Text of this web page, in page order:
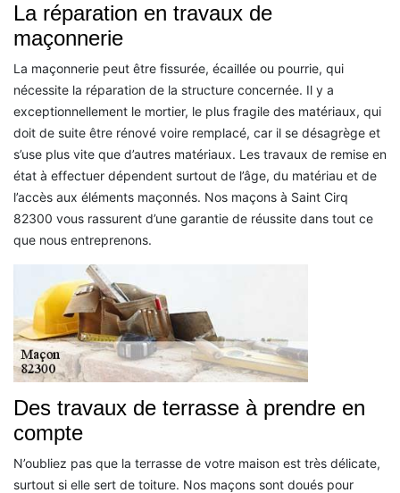
La réparation en travaux de
maçonnerie
La maçonnerie peut être fissurée, écaillée ou pourrie, qui
nécessite la réparation de la structure concernée. Il y a
exceptionnellement le mortier, le plus fragile des matériaux, qui
doit de suite être rénové voire remplacé, car il se désagrège et
s’use plus vite que d’autres matériaux. Les travaux de remise en
état à effectuer dépendent surtout de l’âge, du matériau et de
l’accès aux éléments maçonnés. Nos maçons à Saint Cirq
82300 vous rassurent d’une garantie de réussite dans tout ce
que nous entreprenons.
Des travaux de terrasse à prendre en
compte
N’oubliez pas que la terrasse de votre maison est très délicate,
surtout si elle sert de toiture. Nos maçons sont doués pour